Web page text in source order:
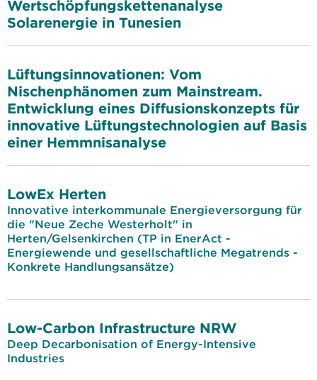
Wertschöpfungskettenanalyse
Solarenergie in Tunesien
Lüftungsinnovationen: Vom
Nischenphänomen zum Mainstream.
Entwicklung eines Diffusionskonzepts für
innovative Lüftungstechnologien auf Basis
einer Hemmnisanalyse
LowEx Herten
Innovative interkommunale Energieversorgung für
die "Neue Zeche Westerholt" in
Herten/Gelsenkirchen (TP in EnerAct -
Energiewende und gesellschaftliche Megatrends -
Konkrete Handlungsansätze)
Low-Carbon Infrastructure NRW
Deep Decarbonisation of Energy-Intensive
Industries